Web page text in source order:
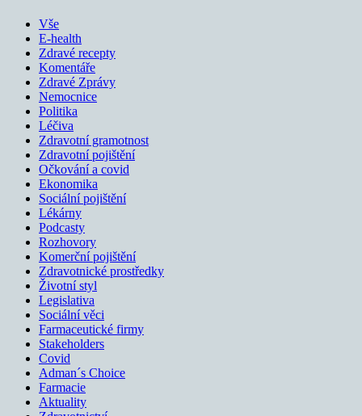
Vše
E-health
Zdravé recepty
Komentáře
Zdravé Zprávy
Nemocnice
Politika
Léčiva
Zdravotní gramotnost
Zdravotní pojištění
Očkování a covid
Ekonomika
Sociální pojištění
Lékárny
Podcasty
Rozhovory
Komerční pojištění
Zdravotnické prostředky
Životní styl
Legislativa
Sociální věci
Farmaceutické firmy
Stakeholders
Covid
Adman´s Choice
Farmacie
Aktuality